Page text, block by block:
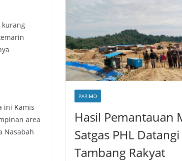
kurang
ini Kamis
area
Nasabah
PARIMO
Hasil Pemantauan
Satgas PHL Datangi
Tambang Rakyat